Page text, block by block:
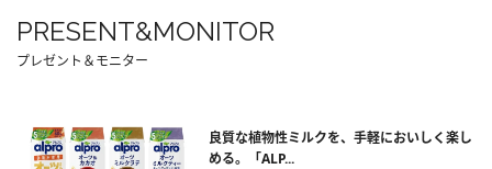
PRESENT&MONITOR
プレゼント＆モニター
良質な植物性ミルクを、手軽においしく楽し
める。「ALP...